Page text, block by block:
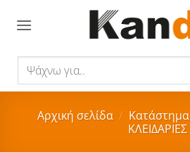
για..
Αρχική σελίδα / Κατάστημα
ΚΛΕΙΔΑΡΙΕΣ